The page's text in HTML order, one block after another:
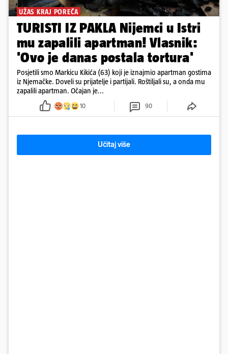
UŽAS KRAJ POREČA
TURISTI IZ PAKLA Nijemci u Istri
mu zapalili apartman! Vlasnik:
'Ovo je danas postala tortura'
Posjetili smo Markicu Kikića (63) koji je iznajmio apartman gostima
iz Njemačke. Doveli su prijatelje i partijali. Roštiljali su, a onda mu
zapalili apartman. Očajan je...
10 90
Učitaj više